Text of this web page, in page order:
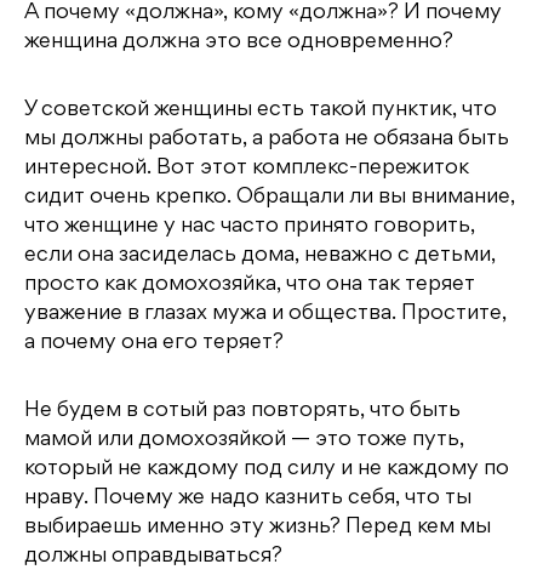
А почему «должна», кому «должна»? И почему
женщина должна это все одновременно?
У советской женщины есть такой пунктик, что
мы должны работать, а работа не обязана быть
интересной. Вот этот комплекс-пережиток
сидит очень крепко. Обращали ли вы внимание,
что женщине у нас часто принято говорить,
если она засиделась дома, неважно с детьми,
просто как домохозяйка, что она так теряет
уважение в глазах мужа и общества. Простите,
а почему она его теряет?
Не будем в сотый раз повторять, что быть
мамой или домохозяйкой — это тоже путь,
который не каждому под силу и не каждому по
нраву. Почему же надо казнить себя, что ты
выбираешь именно эту жизнь? Перед кем мы
должны оправдываться?